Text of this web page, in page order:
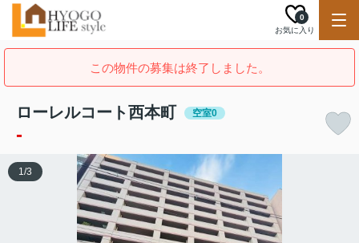
お気に入り
0
この物件の募集は終了しました。
ローレルコート西本町 空室0
-
1/3